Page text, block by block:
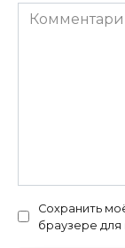
Комментарий
Сохранить
браузере